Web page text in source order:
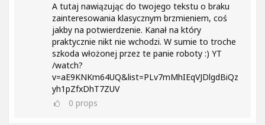
A tutaj nawiązując do twojego tekstu o braku
zainteresowania klasycznym brzmieniem, coś
jakby na potwierdzenie. Kanał na który
praktycznie nikt nie wchodzi. W sumie to troche
szkoda włożonej przez te panie roboty :) YT
/watch?
v=aE9KNKm64UQ&list=PLv7mMhIEqVJDlgdBiQz
yh1pZfxDhT7ZUV
0 props